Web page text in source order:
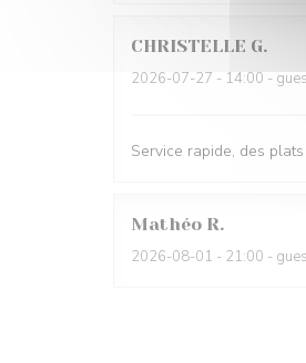
CHRISTELLE G
2026-07-27 - 14:00 -
Service rapide, des
Mathéo R
2026-08-01 - 21:00 -